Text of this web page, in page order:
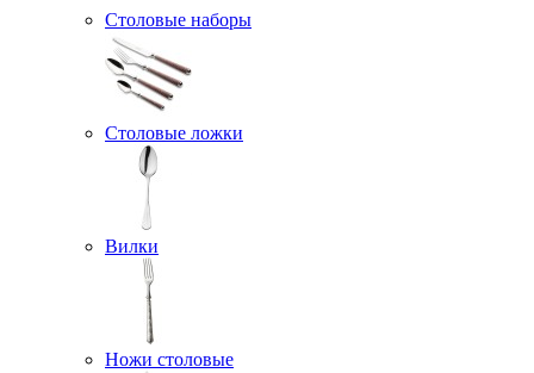
Столовые наборы
Столовые ложки
Вилки
Ножи столовые